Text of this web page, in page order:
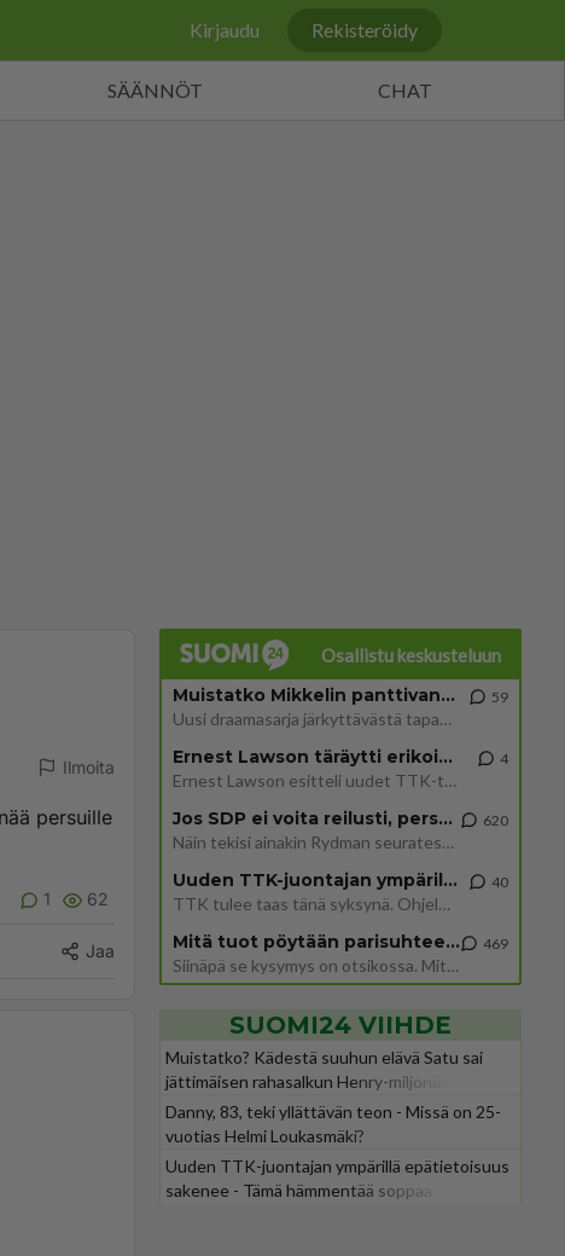
Kirjaudu Rekisteröidy
SÄÄNNÖT CHAT
Ilmoita
persuille
1 62
Jaa
Osallistu keskusteluun
Muistatko Mikkelin panttivankidraaman?
Uusi draamasarja järkyttävästä tapauksesta on tulossa. Tositapahtumiin perustuva sarja ammentaa vuoden 1986 Mikkelin pan
59
Ernest Lawson täräytti erikoisen heiton TTK-lehdistötilaisuudessa: " Onko tässä tarkoituksena...?"
Ernest Lawson esitteli uudet TTK-tähtioppilaat ja opettajat torstaina 6.8. lehdistölle. Tulevalla kaudella on yksi hausk
4
Jos SDP ei voita reilusti, persut kumoavat demokratian Suomesta
Näin tekisi ainakin Rydman seuratessaan idolinsa Trumpin mallia https://www.is.fi/politiikka/art-2000012187244.html
620
Uuden TTK-juontajan ympärillä epätietoisuus sakenee - Nyt MTV hämmentää soppaa
TTK tulee taas tänä syksynä. Ohjelman uudet tähtioppilaat julkistetaan torstaina 6. elokuuta klo 14 alkavassa lehdistö
40
Mitä tuot pöytään parisuhteessa?
Siinäpä se kysymys on otsikossa. Mitäpä siis tuot/toisit pöytään parisuhteessa? Oletko mies vai nainen? Koetko sen mitä
469
SUOMI24 VIIHDE
Muistatko? Kädestä suuhun elävä Satu sai
jättimäisen rahasalkun Henry-miljonääriltä
Danny, 83, teki yllättävän teon - Missä on 25-
vuotias Helmi Loukasmäki?
Uuden TTK-juontajan ympärillä epätietoisuus
sakenee - Tämä hämmentää soppaa